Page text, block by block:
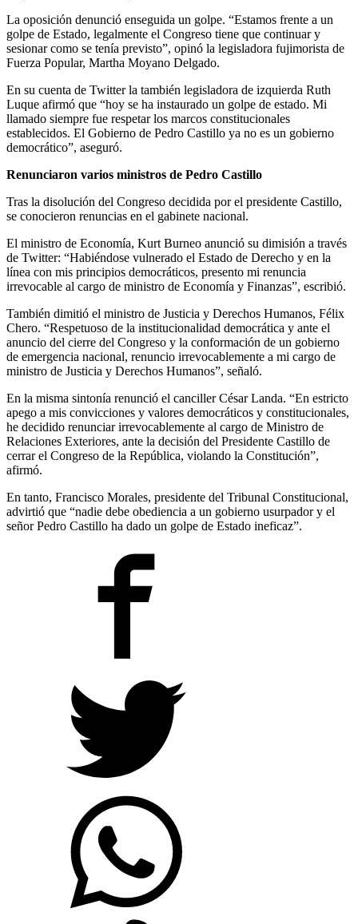
La oposición denunció enseguida un golpe. “Estamos frente a un
golpe de Estado, legalmente el Congreso tiene que continuar y
sesionar como se tenía previsto”, opinó la legisladora fujimorista de
Fuerza Popular, Martha Moyano Delgado.
En su cuenta de Twitter la también legisladora de izquierda Ruth
Luque afirmó que “hoy se ha instaurado un golpe de estado. Mi
llamado siempre fue respetar los marcos constitucionales
establecidos. El Gobierno de Pedro Castillo ya no es un gobierno
democrático”, aseguró.
Renunciaron varios ministros de Pedro Castillo
Tras la disolución del Congreso decidida por el presidente Castillo,
se conocieron renuncias en el gabinete nacional.
El ministro de Economía, Kurt Burneo anunció su dimisión a través
de Twitter: “Habiéndose vulnerado el Estado de Derecho y en la
línea con mis principios democráticos, presento mi renuncia
irrevocable al cargo de ministro de Economía y Finanzas”, escribió.
También dimitió el ministro de Justicia y Derechos Humanos, Félix
Chero. “Respetuoso de la institucionalidad democrática y ante el
anuncio del cierre del Congreso y la conformación de un gobierno
de emergencia nacional, renuncio irrevocablemente a mi cargo de
ministro de Justicia y Derechos Humanos”, señaló.
En la misma sintonía renunció el canciller César Landa. “En estricto
apego a mis convicciones y valores democráticos y constitucionales,
he decidido renunciar irrevocablemente al cargo de Ministro de
Relaciones Exteriores, ante la decisión del Presidente Castillo de
cerrar el Congreso de la República, violando la Constitución”,
afirmó.
En tanto, Francisco Morales, presidente del Tribunal Constitucional,
advirtió que “nadie debe obediencia a un gobierno usurpador y el
señor Pedro Castillo ha dado un golpe de Estado ineficaz”.